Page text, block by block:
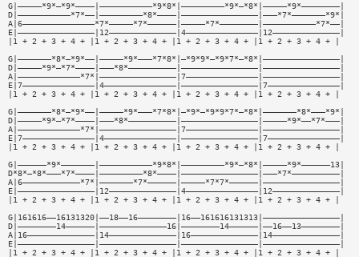
G|—————*9*—*9*————|———————————*9*8*|—————————*9*—*8*|—————*9*————————|
D|———————————*7*——|—————————*8*————|————————————————|———*7*———————*9*|
A|6———————————————*7*—————*7*——————|—————*7*————————|———————————*7*——|
E|————————————————|12——————————————|4———————————————|12——————————————|
|1 + 2 + 3 + 4 + |1 + 2 + 3 + 4 + |1 + 2 + 3 + 4 + |1 + 2 + 3 + 4 + |
G|———————*8*—*9*——|—————*9*———*7*8*|—*9*9*—*9*7*—*8*|————————————————|
D|—————*9*—*7*————|———*8*——————————|————————————————|————————————————|
A|—————————————*7*|————————————————|7———————————————|————————————————|
E|7———————————————|4———————————————|————————————————|7———————————————|
|1 + 2 + 3 + 4 + |1 + 2 + 3 + 4 + |1 + 2 + 3 + 4 + |1 + 2 + 3 + 4 + |
G|———————*8*—*9*——|—————*9*———*7*8*|—*9*—*9*9*7*—*8*|———————*8*———*9*|
D|—————*9*—*7*————|———*8*——————————|————————————————|—————*9*——*7*———|
A|—————————————*7*|————————————————|7———————————————|————————————————|
E|7———————————————|4———————————————|————————————————|7———————————————|
|1 + 2 + 3 + 4 + |1 + 2 + 3 + 4 + |1 + 2 + 3 + 4 + |1 + 2 + 3 + 4 + |
G|——————*9*———————|———————————*9*8*|—————————*9*—*8*|—————*9*——————13|
D*8*—*8*———*7*————|—————————*8*————|————————————————|———*7*——————————|
A|6————————————*7*|———————*7*——————|—————*7*7*——————|————————————————|
E|————————————————|12——————————————|4———————————————|12——————————————|
|1 + 2 + 3 + 4 + |1 + 2 + 3 + 4 + |1 + 2 + 3 + 4 + |1 + 2 + 3 + 4 + |
G|161616——16131320|——18——16————————|16——161616131313|————————————————|
D|————————14——————|——————————————16|————————14——————|——16——13————————|
A|16——————————————|14——————————————|16——————————————|14——————————————|
E|————————————————|————————————————|————————————————|————————————————|
|1 + 2 + 3 + 4 + |1 + 2 + 3 + 4 + |1 + 2 + 3 + 4 + |1 + 2 + 3 + 4 + |